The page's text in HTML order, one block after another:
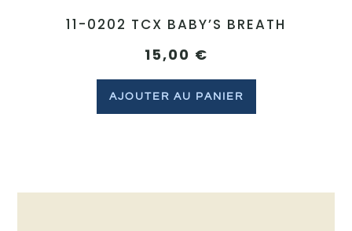
11-0202 TCX BABY’S BREATH
15,00 €
AJOUTER AU PANIER